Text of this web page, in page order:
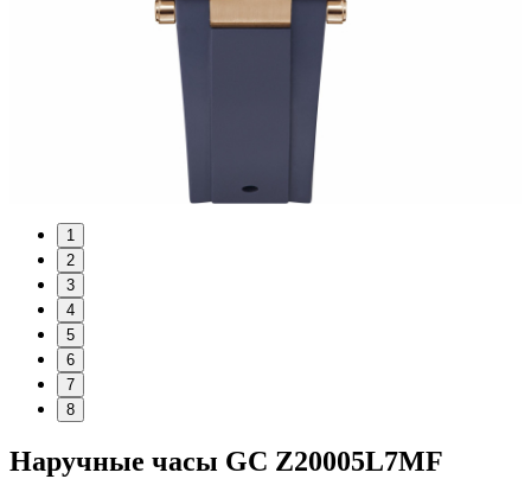
1
2
3
4
5
6
7
8
Наручные часы GC Z20005L7MF